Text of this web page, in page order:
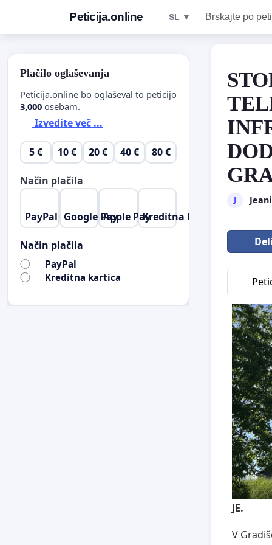
Peticija.online SL ▼ Brskajte po
J
JE.
V
Plačilo oglaševanja
Peticija.online bo oglaševal to peticijo
3,000 osebam.
Izvedite več ...
5 € 10 € 20 € 40 € 80 €
Način plačila
PayPal Google PayApple PayKreditna kartica
Način plačila
PayPal
Kreditna kartica